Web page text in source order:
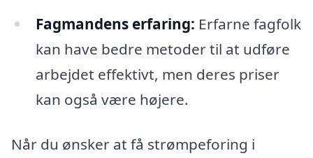
Fagmandens erfaring: Erfarne fagfolk
kan have bedre metoder til at udføre
arbejdet effektivt, men deres priser
kan også være højere.
Når du ønsker at få strømpeforing i